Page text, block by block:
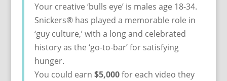
Your creative ‘bulls eye’ is males age 18-34.
Snickers® has played a memorable role in
‘guy culture,’ with a long and celebrated
history as the ‘go-to-bar’ for satisfying
hunger.
You could earn $5,000for each video they